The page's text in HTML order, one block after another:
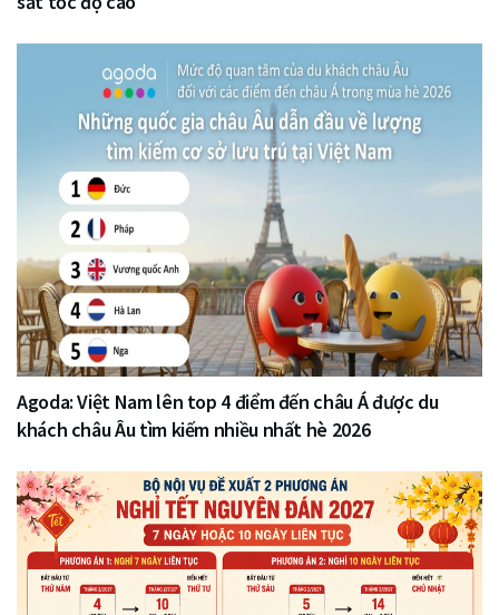
Agoda: Việt Nam lên top 4 điểm đến châu Á được du
khách châu Âu tìm kiếm nhiều nhất hè 2026